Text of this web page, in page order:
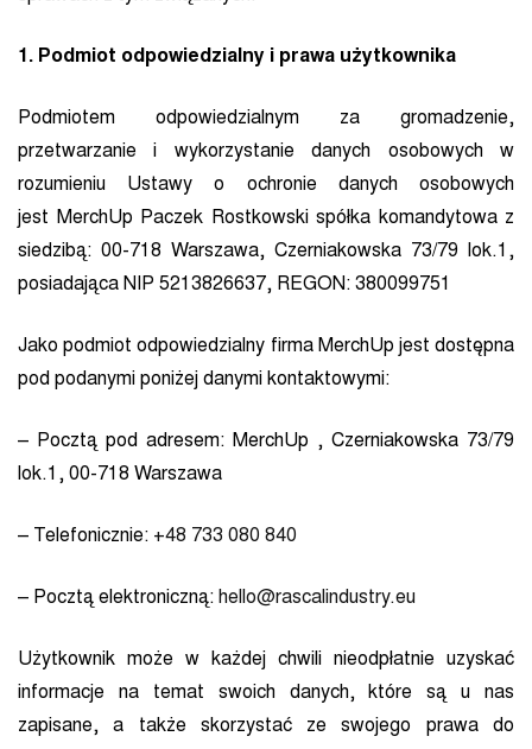
1. Podmiot odpowiedzialny i prawa użytkownika
Podmiotem odpowiedzialnym za gromadzenie,
przetwarzanie i wykorzystanie danych osobowych w
rozumieniu Ustawy o ochronie danych osobowych
jest MerchUp Paczek Rostkowski spółka komandytowa z
siedzibą: 00-718 Warszawa, Czerniakowska 73/79 lok.1,
posiadająca NIP 5213826637, REGON: 380099751
Jako podmiot odpowiedzialny firma MerchUp jest dostępna
pod podanymi poniżej danymi kontaktowymi:
– Pocztą pod adresem: MerchUp , Czerniakowska 73/79
lok.1, 00-718 Warszawa
– Telefonicznie: +48 733 080 840
– Pocztą elektroniczną: hello@rascalindustry.eu
Użytkownik może w każdej chwili nieodpłatnie uzyskać
informacje na temat swoich danych, które są u nas
zapisane, a także skorzystać ze swojego prawa do